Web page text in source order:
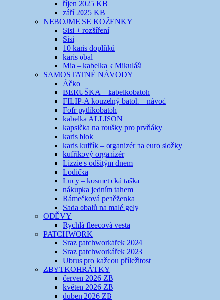
říjen 2025 KB
září 2025 KB
NEBOJME SE KOŽENKY
Sisi + rozšíření
Sisi
10 karis doplňků
karis obal
Mia – kabelka k Mikuláši
SAMOSTATNÉ NÁVODY
Áčko
BERUŠKA – kabelkobatoh
FILIP-A kouzelný batoh – návod
Fofr pytlíkobatoh
kabelka ALLISON
kapsička na roušky pro prvňáky
karis blok
karis kufřík – organizér na euro složky
kufříkový organizér
Lizzie s odšitým dnem
Lodička
Lucy – kosmetická taška
nákupka jedním tahem
Rámečková peněženka
Sada obalů na malé gely
ODĚVY
Rychlá fleecová vesta
PATCHWORK
Sraz patchworkářek 2024
Sraz patchworkářek 2023
Ubrus pro každou příležitost
ZBYTKOHRÁTKY
červen 2026 ZB
květen 2026 ZB
duben 2026 ZB